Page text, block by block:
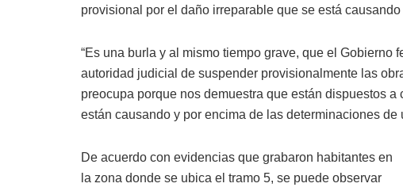
provisional por el daño irreparable que se está
“Es una burla y al mismo tiempo grave, que el Gobierno
autoridad judicial de suspender provisionalmente las
preocupa porque nos demuestra que están dispuestos
están causando y por encima de las determinaciones
De acuerdo con evidencias que grabaron habitantes en
la zona donde se ubica el tramo 5, se puede observar